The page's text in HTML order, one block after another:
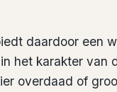
daardoor een
het karakter van
overdaad of